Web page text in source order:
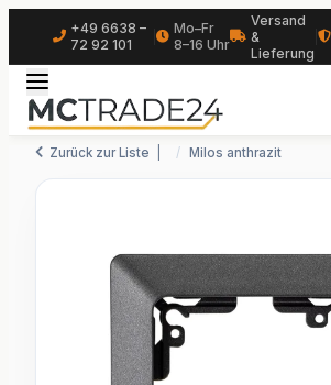
+49 6638 –
72 92 101
Mo–Fr
8–16 Uhr
Versand
&
Lieferung
Zurück zur Liste Milos anthrazit